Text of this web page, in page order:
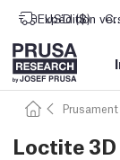
Expédition
USD ($) CORE One L:
Loctite